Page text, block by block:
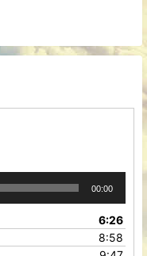
00:00
6:26
8:58